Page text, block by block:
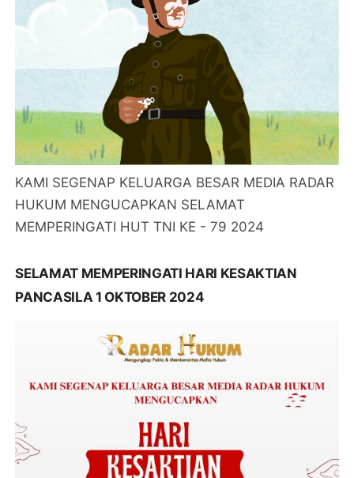
KAMI SEGENAP KELUARGA BESAR MEDIA RADAR
HUKUM MENGUCAPKAN SELAMAT
MEMPERINGATI HUT TNI KE - 79 2024
SELAMAT MEMPERINGATI HARI KESAKTIAN
PANCASILA 1 OKTOBER 2024